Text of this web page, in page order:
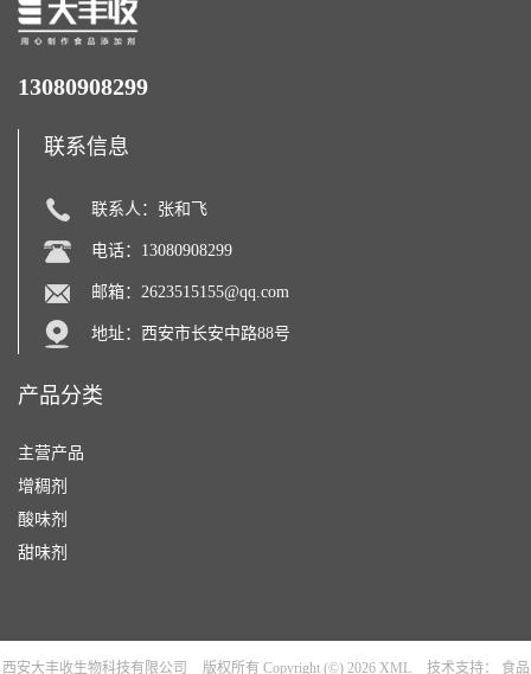
13080908299
联系信息
联系人：张和飞
电话：13080908299
邮箱： 2623515155@qq.com
地址：西安市长安中路88号
产品分类
主营产品
增稠剂
酸味剂
甜味剂
西安大丰收生物科技有限公司 版权所有 Copyright (©) 2026 XML 技术支持： 食品